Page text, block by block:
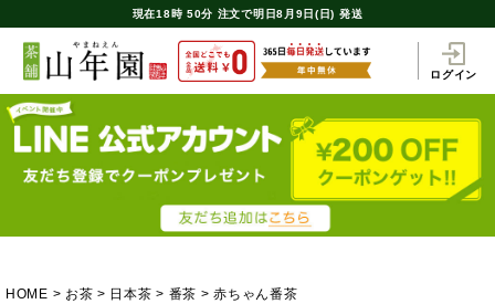
現在18時 50分 注文で明日8月9日(日) 発送
ログイン
HOME お茶 日本茶 番茶
赤ちゃん番茶